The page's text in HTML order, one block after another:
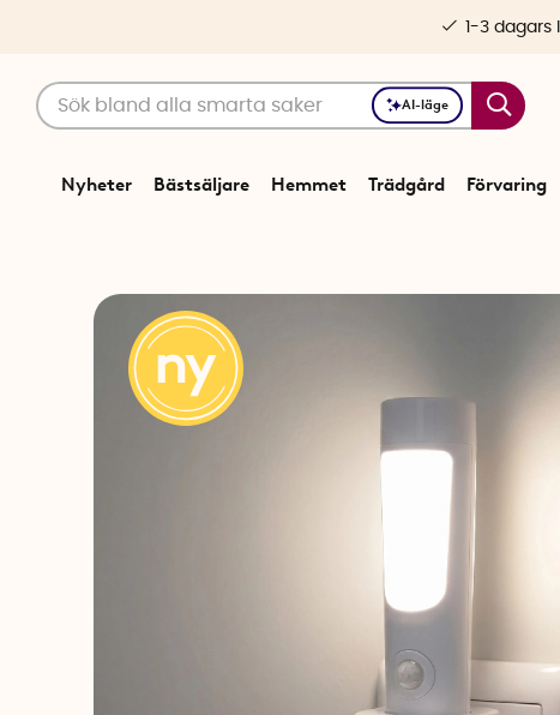
AI-läge
Nyheter Bästsäljare Hemmet Trädgård Förvaring
1-3 dagars